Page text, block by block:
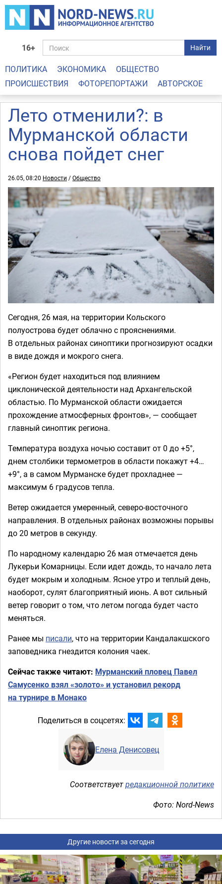
16+ Найти
ПОЛИТИКА ЭКОНОМИКА
ОБЩЕСТВО
ПРОИСШЕСТВИЯ
ФОТОРЕПОРТАЖИ АВТОРСКОЕ
Лето отменили?: в
Мурманской области
снова пойдет снег
26.05, 08:20 Новости /Общество
Сегодня, 26 мая, на территории Кольского
полуострова будет облачно с прояснениями.
В отдельных районах синоптики прогнозируют осадки
в виде дождя и мокрого снега.
«Регион будет находиться под влиянием
циклонической деятельности над Архангельской
областью. По Мурманской области ожидается
прохождение атмосферных фронтов», — сообщает
главный синоптик региона.
Температура воздуха ночью составит от 0 до +5°,
днем столбики термометров в области покажут +4…
+9°, а в самом Мурманске будет прохладнее —
максимум 6 градусов тепла.
Ветер ожидается умеренный, северо-восточного
направления. В отдельных районах возможны порывы
до 20 метров в секунду.
По народному календарю 26 мая отмечается день
Лукерьи Комарницы. Если идет дождь, то начало лета
будет мокрым и холодным. Ясное утро и теплый день,
наоборот, сулят благоприятный июнь. А вот сильный
ветер говорит о том, что летом погода будет часто
меняться.
Ранее мы писали, что на территории Кандалакшского
заповедника гнездится колония чаек.
Сейчас также читают: Мурманский пловец Павел
Самусенко взял «золото» и установил рекорд
на турнире в Монако
Поделиться в соцсетях:
Елена Денисовец
Соответствуетредакционной политике
Фото: Nord-News
Другие новости за сегодня